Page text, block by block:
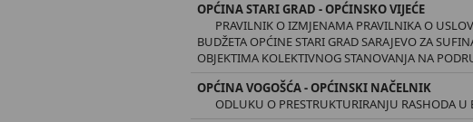
OPĆINA STARI GRAD - OPĆINSKO VIJEĆE
PRAVILNIK O IZMJENAMA PRAVILNIKA O
BUDŽETA OPĆINE STARI GRAD SARAJEVO ZA
OBJEKTIMA KOLEKTIVNOG STANOVANJA NA
OPĆINA VOGOŠĆA - OPĆINSKI NAČELNIK
ODLUKU O PRESTRUKTURIRANJU RASHODA